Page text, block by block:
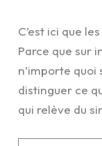
C’est ici que
Parce que sur
n’importe
distinguer ce
qui relève du